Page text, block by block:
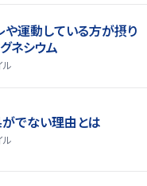
や運動している方が摂り
ネシウム
ル
でない理由とは
ル